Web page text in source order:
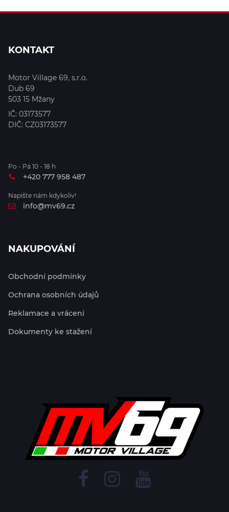
KONTAKT
Motor Village 69, s.r.o.
Dub 69
503 15 Mžany
IČ: 03173577
DIČ: CZ03173577
Po - Pá 10 - 18 h
+420 777 958 487
Napište nám kdykoliv!
info@mv69.cz
NAKUPOVÁNÍ
Obchodní podmínky
Ochrana osobních údajů
Reklamace a vrácení
Dokumenty ke stažení